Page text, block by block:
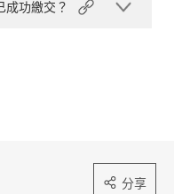
成功繳交？
分享